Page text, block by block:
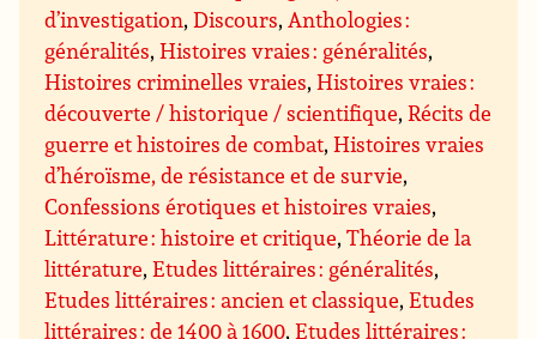
d’investigation,Discours,Anthologies :
généralités,Histoires vraies : généralités,
Histoires criminelles vraies,Histoires vraies :
découverte / historique / scientifique,Récits de
guerre et histoires de combat,Histoires vraies
d’héroïsme, de résistance et de survie,
Confessions érotiques et histoires vraies,
Littérature : histoire et critique,Théorie de la
littérature,Etudes littéraires : généralités,
Etudes littéraires : ancien et classique,Etudes
littéraires : de 1400 à 1600,Etudes littéraires :